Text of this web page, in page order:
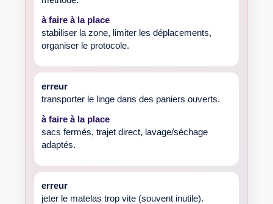
à faire à la place
stabiliser la zone, limiter les déplacements,
organiser le protocole.
erreur
transporter le linge dans des paniers ouverts.
à faire à la place
sacs fermés, trajet direct, lavage/séchage
adaptés.
erreur
jeter le matelas trop vite (souvent inutile).